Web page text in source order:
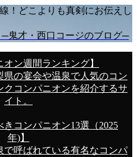
！どこよりも真剣にお伝えし
鬼才・西口コージのブログ─
オン週間ランキング】
県の宴会や温泉で人気のコン
クコンパニオンを紹介するサ
イト。
きコンパニオン13選（2025
年)】
で呼ばれている有名なコンパ